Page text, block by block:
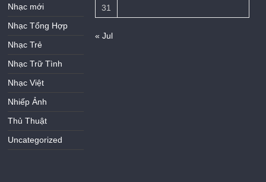
Nhạc mới
Nhạc Tổng Hợp
Nhạc Trẻ
Nhạc Trữ Tình
Nhạc Việt
Nhiếp Ảnh
Thủ Thuật
Uncategorized
31
« Jul